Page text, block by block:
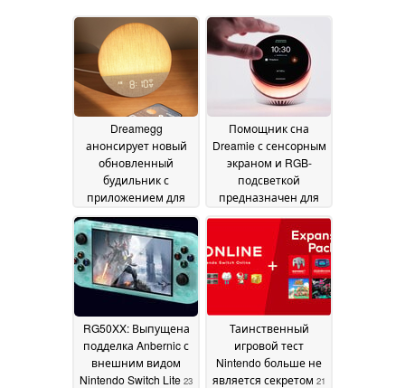
Dreamegg
анонсирует новый
обновленный
будильник с
приложением для
восхода солнца27
October 2025
Помощник сна
Dreamie с сенсорным
экраном и RGB-
подсветкой
предназначен для
помощи в
засыпании
10 October
2025
RG50XX: Выпущена
подделка Anbernic с
внешним видом
Nintendo Switch Lite 23
Таинственный
игровой тест
Nintendo больше не
является секретом 21